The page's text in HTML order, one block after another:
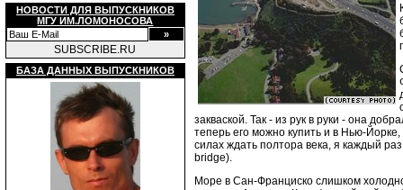
НОВОСТИ ДЛЯ ВЫПУСКНИКОВ
МГУ ИМ.ЛОМОНОСОВА
SUBSCRIBE.RU
БАЗА ДАННЫХ ВЫПУСКНИКОВ
закваской. Так - из рук в руки - она
теперь его можно купить и в Нью-
силах ждать полтора века, я каждый
bridge).
Море в Сан-Франциско слишком